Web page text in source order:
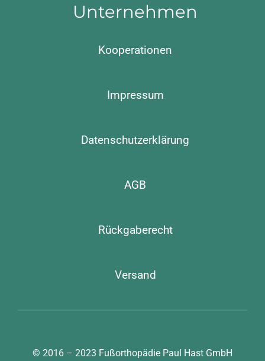
Unternehmen
Kooperationen
Impressum
Datenschutzerklärung
AGB
Rückgaberecht
Versand
© 2016 – 2023 Fußorthopädie Paul Hast GmbH